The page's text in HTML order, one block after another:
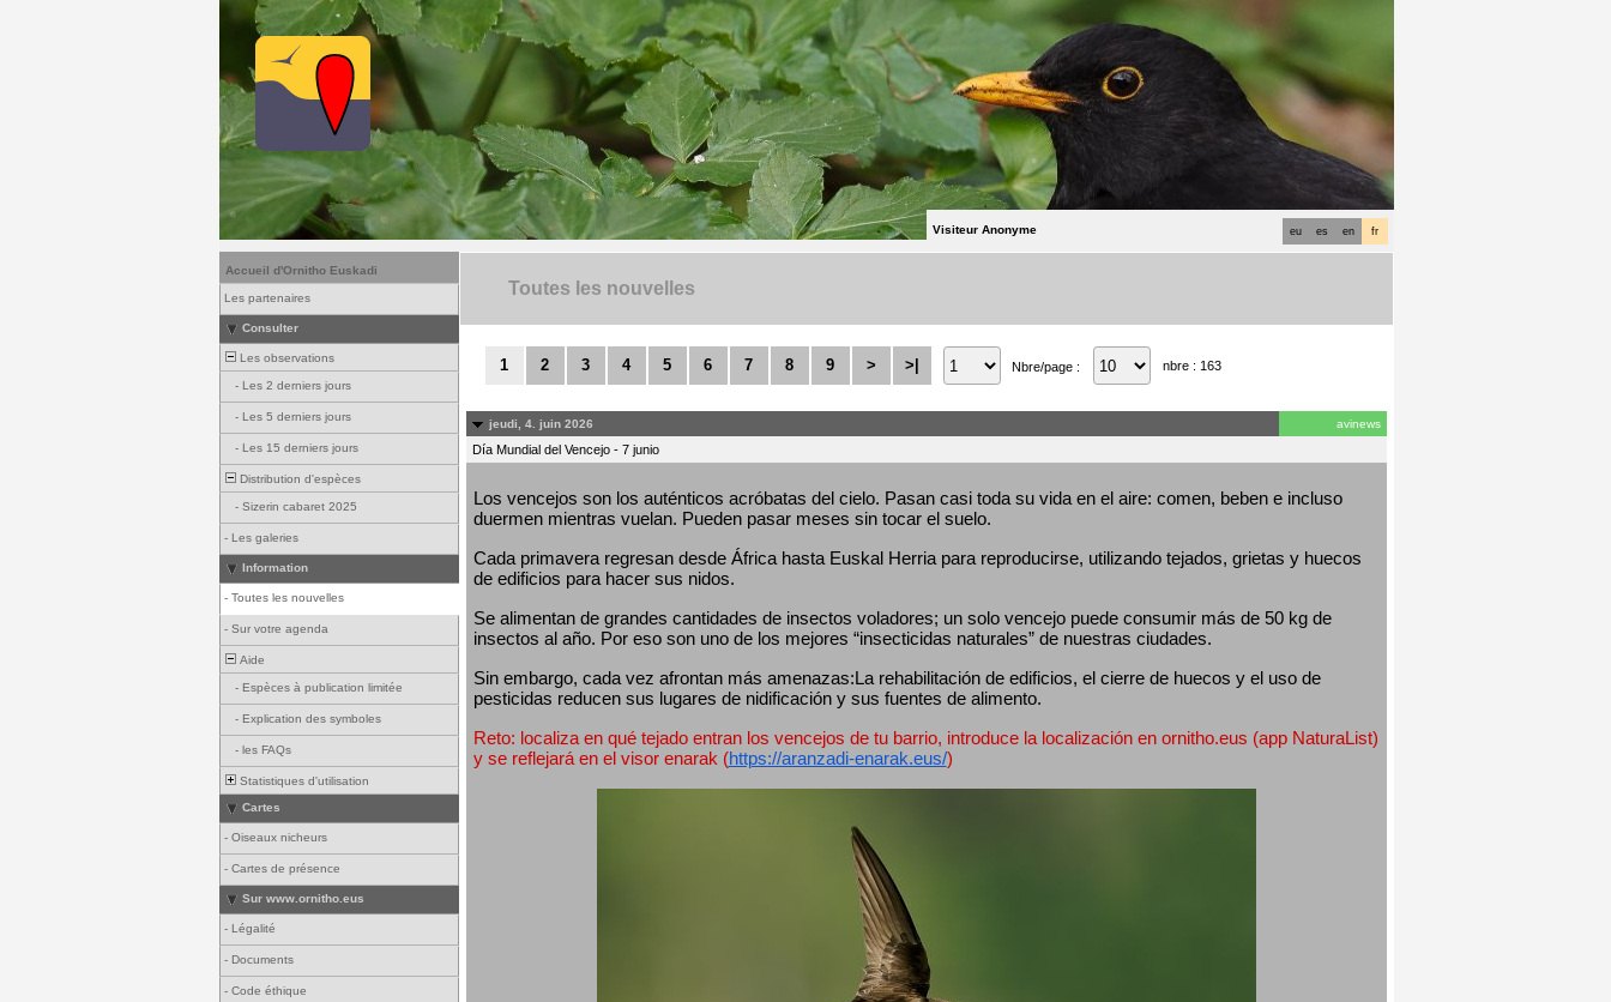
fr
en
es
eu
Visiteur Anonyme
Accueil d'Ornitho Euskadi
Les partenaires
Consulter
Les observations
- Les 2 derniers jours
- Les 5 derniers jours
- Les 15 derniers jours
Distribution d'espèces
- Sizerin cabaret 2025
- Les galeries
Information
- Toutes les nouvelles
- Sur votre agenda
Aide
- Espèces à publication limitée
- Explication des symboles
- les FAQs
Statistiques d'utilisation
Cartes
- Oiseaux nicheurs
- Cartes de présence
Sur www.ornitho.eus
- Légalité
- Documents
- Code éthique
Toutes les nouvelles
1 2 3 4 5 6 7 8 9 > >| Nbre/page : nbre : 163
jeudi, 4. juin 2026 avinews
Día Mundial del Vencejo - 7 junio
Los vencejos son los auténticos acróbatas del cielo. Pasan casi toda su vida en el aire: comen, beben e incluso
duermen mientras vuelan. Pueden pasar meses sin tocar el suelo.
Cada primavera regresan desde África hasta Euskal Herria para reproducirse, utilizando tejados, grietas y huecos
de edificios para hacer sus nidos.
Se alimentan de grandes cantidades de insectos voladores; un solo vencejo puede consumir más de 50 kg de
insectos al año. Por eso son uno de los mejores “insecticidas naturales” de nuestras ciudades.
Sin embargo, cada vez afrontan más amenazas:La rehabilitación de edificios, el cierre de huecos y el uso de
pesticidas reducen sus lugares de nidificación y sus fuentes de alimento.
Reto: localiza en qué tejado entran los vencejos de tu barrio, introduce la localización en ornitho.eus (app NaturaList)
y se reflejará en el visor enarak (https://aranzadi-enarak.eus/)